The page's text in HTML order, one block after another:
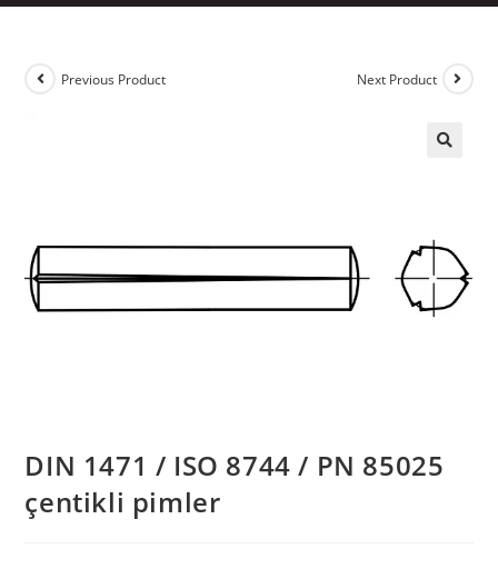
Previous Product Next Product
DIN 1471 / ISO 8744 / PN 85025
çentikli pimler